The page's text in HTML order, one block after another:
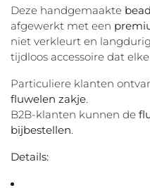
Deze handgemaakte
afgewerkt met een
niet verkleurt en
tijdloos accessoire dat
Particuliere klanten
fluwelen zakje.
B2B-klanten kunnen de
bijbestellen.
Details: